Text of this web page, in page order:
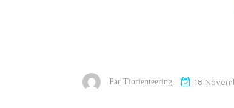
Par Tiorienteering 18